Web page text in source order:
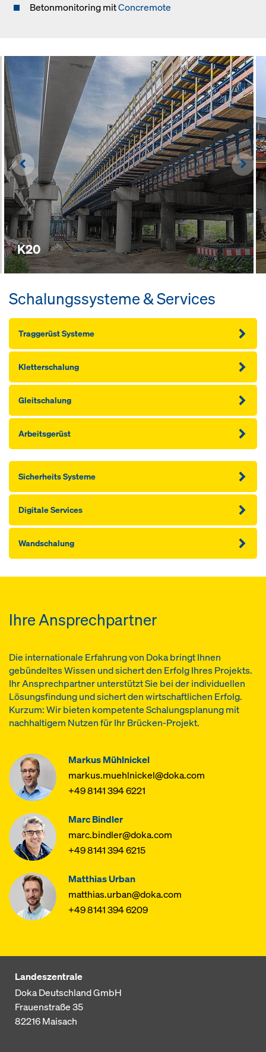
Betonmonitoring mitConcremote
K20
Left
Schalungssysteme & Services
Traggerüst Systeme
Kletterschalung
Gleitschalung
Arbeitsgerüst
Sicherheits Systeme
Digitale Services
Wandschalung
Ihre Ansprechpartner
Die internationale Erfahrung von Doka bringt Ihnen
gebündeltes Wissen und sichert den Erfolg Ihres Projekts.
Ihr Ansprechpartner unterstützt Sie bei der individuellen
Lösungsfindung und sichert den wirtschaftlichen Erfolg.
Kurzum: Wir bieten kompetente Schalungsplanung mit
nachhaltigem Nutzen für Ihr Brücken-Projekt.
Markus Mühlnickel
markus.muehlnickel@doka.com
+49 8141 394 6221
Marc Bindler
marc.bindler@doka.com
+49 8141 394 6215
Matthias Urban
matthias.urban@doka.com
+49 8141 394 6209
Landeszentrale
Doka Deutschland GmbH
Frauenstraße 35
82216Maisach